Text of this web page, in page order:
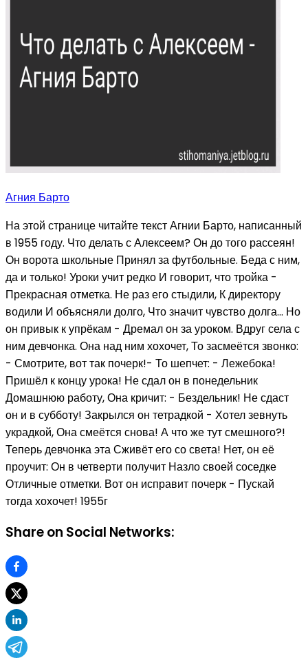
Агния Барто
На этой странице читайте текст Агнии Барто, написанный
в 1955 году. Что делать с Алексеем? Он до того рассеян!
Он ворота школьные Принял за футбольные. Беда с ним,
да и только! Уроки учит редко И говорит, что тройка -
Прекрасная отметка. Не раз его стыдили, К директору
водили И объясняли долго, Что значит чувство долга… Но
он привык к упрёкам - Дремал он за уроком. Вдруг села с
ним девчонка. Она над ним хохочет, То засмеётся звонко:
- Смотрите, вот так почерк!- То шепчет: - Лежебока!
Пришёл к концу урока! Не сдал он в понедельник
Домашнюю работу, Она кричит: - Бездельник! Не сдаст
он и в субботу! Закрылся он тетрадкой - Хотел зевнуть
украдкой, Она смеётся снова! А что же тут смешного?!
Теперь девчонка эта Сживёт его со света! Нет, он её
проучит: Он в четверти получит Назло своей соседке
Отличные отметки. Вот он исправит почерк - Пускай
тогда хохочет! 1955г
Share on Social Networks: